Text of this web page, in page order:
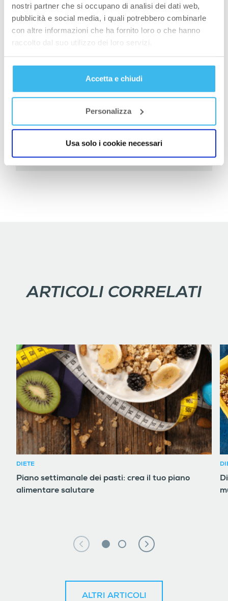
nostri partner che si occupano di analisi dei dati web,
pubblicità e social media, i quali potrebbero combinarle
con altre informazioni che ha fornito loro o che hanno
raccolto dal suo utilizzo dei loro servizi.
Accetta e chiudi
Personalizza
Usa solo i cookie necessari
7° Pasto
50 g di fiocchi di latte parzialmente scremati, 30
gMicellar Casein
Calcium Zinc Magnesium,Vitamin C 1000
188 kcal, 31.5 g di proteine, 4.3 g di carboidrati,
Totale:
2,800 kcal, 135.5 g di proteine, 387 g
di carboidrati, 80 g di grassi
ARTICOLI CORRELATI
DIETE
Piano settimanale dei pasti: crea il tuo piano
alimentare salutare
ALTRI ARTICOLI